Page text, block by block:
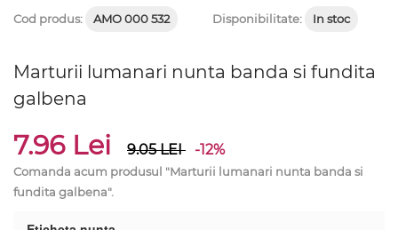
Cod produs: AMO 000 532 Disponibilitate: In stoc
Marturii lumanari nunta banda si fundita
galbena
7.96 Lei 9.05LEI -12%
Comanda acum produsul "Marturii lumanari nunta banda si
fundita galbena".